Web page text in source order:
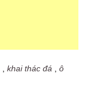
,khai thác đá ,ô